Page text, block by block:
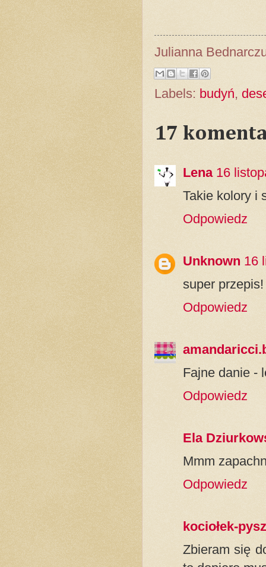
Julianna
Labels: budyń,
17
Lena 16
Takie kolory i
Odpowiedz
Unknown 16
super
Odpowiedz
Fajne danie -
Odpowiedz
Ela
Mmm
Odpowiedz
kociołek-
Zbieram się